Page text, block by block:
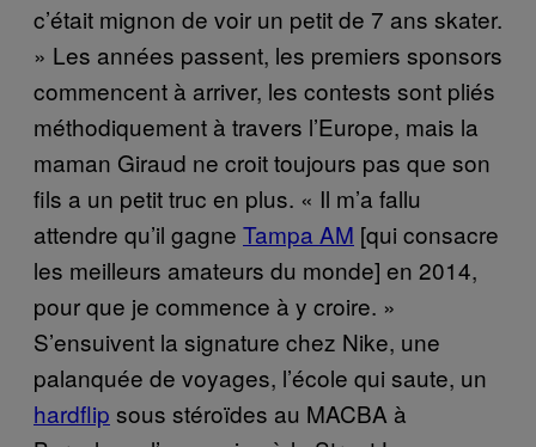
c’était mignon de voir un petit de 7 ans skater.
» Les années passent, les premiers sponsors
commencent à arriver, les contests sont pliés
méthodiquement à travers l’Europe, mais la
maman Giraud ne croit toujours pas que son
fils a un petit truc en plus. « Il m’a fallu
attendre qu’il gagne Tampa AM [qui consacre
les meilleurs amateurs du monde] en 2014,
pour que je commence à y croire. »
S’ensuivent la signature chez Nike, une
palanquée de voyages, l’école qui saute, un
hardflip sous stéroïdes au MACBA à